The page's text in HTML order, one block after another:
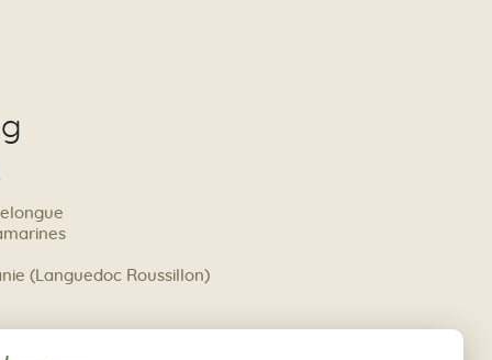
(Languedoc Roussillon)